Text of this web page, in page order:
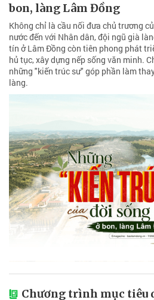
bon, làng Lâm Đồng
Không chỉ là cầu nối đưa chủ trương
nước đến với Nhân dân, đội ngũ già
tín ở Lâm Đồng còn tiên phong phát
hủ tục, xây dựng nếp sống văn minh.
những "kiến trúc sư" góp phần làm
làng.
Chương trình mục tiêu